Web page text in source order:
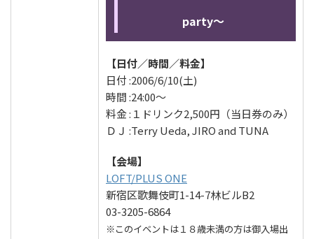
party～
【日付／時間／料金】
日付 :2006/6/10(土)
時間 :24:00～
料金 :１ドリンク2,500円（当日券のみ）
ＤＪ :Terry Ueda, JIRO and TUNA
【会場】
LOFT/PLUS ONE
新宿区歌舞伎町1-14-7林ビルB2
03-3205-6864
※このイベントは１８歳未満の方は御入場出